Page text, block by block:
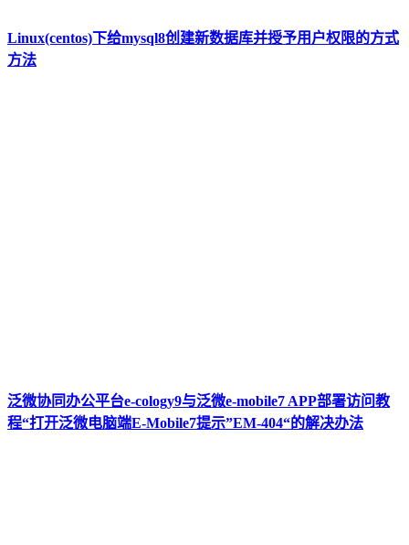
Linux(centos)下给mysql8创建新数据库并授予用户权限的方式
方法
泛微协同办公平台e-cology9与泛微e-mobile7 APP部署访问教
程“打开泛微电脑端E-Mobile7提示”EM-404“的解决办法